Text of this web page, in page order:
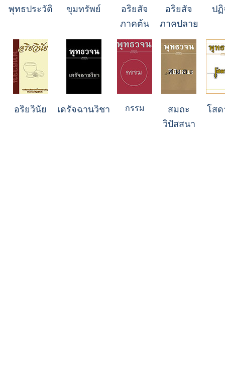
พุทธประวัติ ขุมทรัพย์
อริยสัจ
ภาคต้น
อริยสัจ
ภาคปลาย
ป
อริยวินัย เดรัจฉานวิชา กรรม
สมถะ
วิปัสสนา
โส